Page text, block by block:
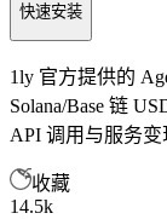
快速安装
1ly 官方提供的
Solana/Base 链
API 调用与服务变
收藏
14.5k